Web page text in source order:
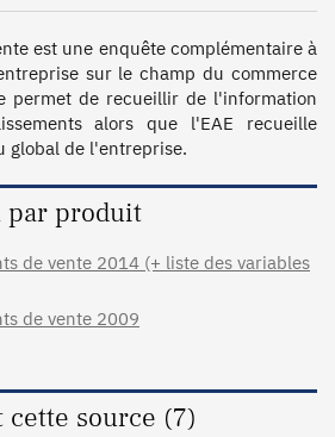
est une enquête complémentaire à
sur le champ du commerce
permet de recueillir de l'information
alors que l'EAE recueille
global de l'entreprise.
par produit
de vente 2014 (+ liste des variables
de vente 2009
source (7)